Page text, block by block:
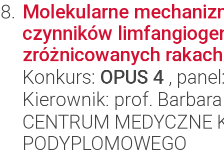
Molekularne
czynników
zróżnicowanych
Konkurs: OPUS 4 ,
Kierownik: prof.
CENTRUM MEDYCZNE
PODYPLOMOWEGO